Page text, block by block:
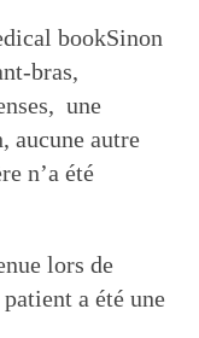
Sinon
bras,
une
aucune autre
n’a été
lors de
a été une